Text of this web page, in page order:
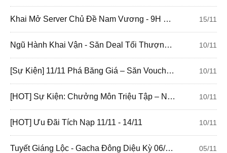
Khai Mở Server Chủ Đề Nam Vương - 9H 16/11. Đua TOP Ngay! 15/11
Ngũ Hành Khai Vận - Săn Deal Tối Thượng 11/11 10/11
[Sự Kiện] 11/11 Phá Băng Giá – Săn Voucher Đỉnh Của Chóp 10/11
[HOT] Sự Kiện: Chưởng Môn Triệu Tập – Nạp Liên Tiếp, Chứng Tỏ Thực Lực! 10/11
[HOT] Ưu Đãi Tích Nạp 11/11 - 14/11 10/11
Tuyết Giáng Lộc - Gacha Đông Diệu Kỳ 06/11 - 09/11 05/11